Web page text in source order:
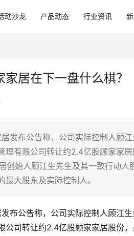
动沙龙 产品动态 行业资讯
居在下一盘什么棋？
发布公告称，公司实际控制人顾
理有限公司转让约2.4亿股顾家家
创始人顾江生先生及其一致行动人
大股东及实际控制人。
布公告称，公司实际控制人顾江
公司转让约2.4亿股顾家家居股份